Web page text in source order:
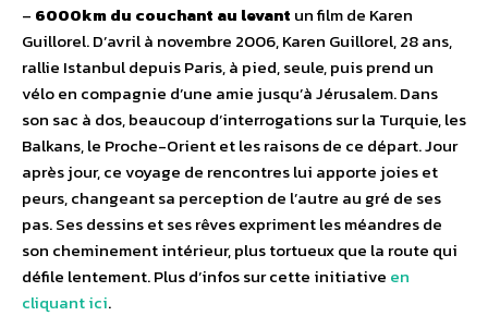
– 6000km du couchant au levant un film de Karen
Guillorel. D’avril à novembre 2006, Karen Guillorel, 28 ans,
rallie Istanbul depuis Paris, à pied, seule, puis prend un
vélo en compagnie d’une amie jusqu’à Jérusalem. Dans
son sac à dos, beaucoup d’interrogations sur la Turquie, les
Balkans, le Proche-Orient et les raisons de ce départ. Jour
après jour, ce voyage de rencontres lui apporte joies et
peurs, changeant sa perception de l’autre au gré de ses
pas. Ses dessins et ses rêves expriment les méandres de
son cheminement intérieur, plus tortueux que la route qui
défile lentement. Plus d’infos sur cette initiative en
cliquant ici.